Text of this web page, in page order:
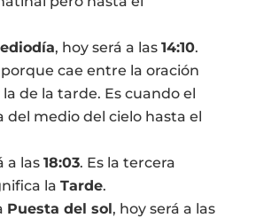
, hoy será a las 14:10.
cae entre la oración
de la tarde. Es cuando el
del medio del cielo hasta el
a las 18:03. Es la tercera
la Tarde.
Puesta del sol, hoy será a las